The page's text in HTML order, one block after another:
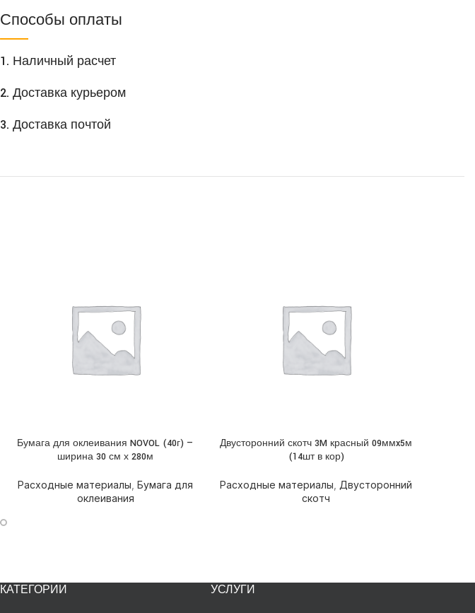
Способы оплаты
1. Наличный расчет
2. Доставка курьером
3. Доставка почтой
ПОДРОБНЕЕ
Бумага для оклеивания NOVOL (40г) —
ширина 30 см х 280м
Расходные материалы Бумага для
оклеивания
ПОДРОБНЕЕ
Двусторонний скотч 3M красный 09ммx5м
(14шт в кор)
Расходные материалы Двусторонний
скотч
КАТЕГОРИИ УСЛУГИ